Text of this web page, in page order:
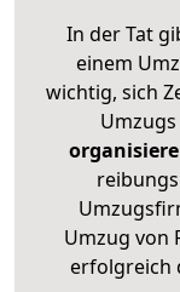
In der Tat
einem
wichtig, sich
Umzugs
Umzug von
erfolgreich